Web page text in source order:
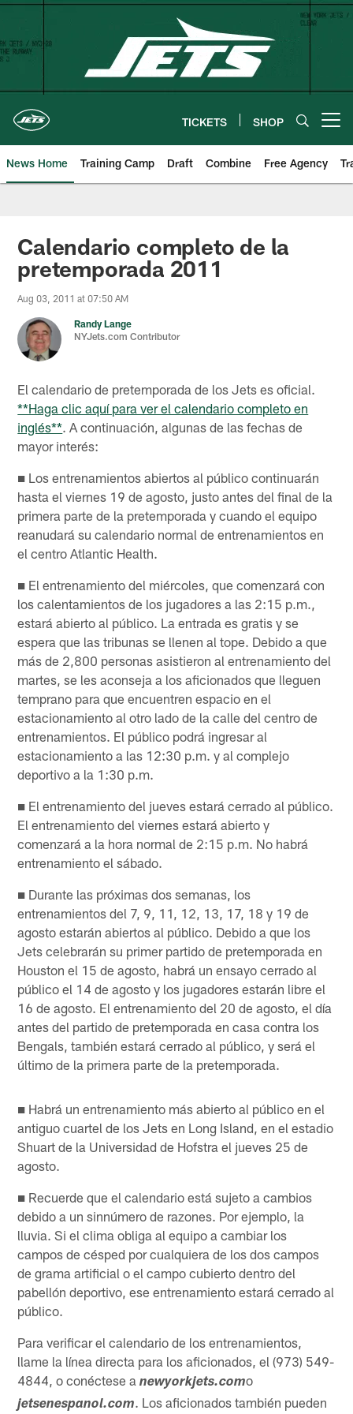
Skip
content
TICKETS SHOP
News Home Training Camp Draft Combine Free Agency
Calendario completo de la
pretemporada 2011
Aug 03, 2011 at 07:50 AM
Randy Lange
NYJets.com Contributor
El calendario de pretemporada de los Jets es oficial.
**Haga clic aquí para ver el calendario completo en
inglés**. A continuación, algunas de las fechas de
mayor interés:
■ Los entrenamientos abiertos al público continuarán
hasta el viernes 19 de agosto, justo antes del final de la
primera parte de la pretemporada y cuando el equipo
reanudará su calendario normal de entrenamientos en
el centro Atlantic Health.
■ El entrenamiento del miércoles, que comenzará con
los calentamientos de los jugadores a las 2:15 p.m.,
estará abierto al público. La entrada es gratis y se
espera que las tribunas se llenen al tope. Debido a que
más de 2,800 personas asistieron al entrenamiento del
martes, se les aconseja a los aficionados que lleguen
temprano para que encuentren espacio en el
estacionamiento al otro lado de la calle del centro de
entrenamientos. El público podrá ingresar al
estacionamiento a las 12:30 p.m. y al complejo
deportivo a la 1:30 p.m.
■ El entrenamiento del jueves estará cerrado al público.
El entrenamiento del viernes estará abierto y
comenzará a la hora normal de 2:15 p.m. No habrá
entrenamiento el sábado.
■ Durante las próximas dos semanas, los
entrenamientos del 7, 9, 11, 12, 13, 17, 18 y 19 de
agosto estarán abiertos al público. Debido a que los
Jets celebrarán su primer partido de pretemporada en
Houston el 15 de agosto, habrá un ensayo cerrado al
público el 14 de agosto y los jugadores estarán libre el
16 de agosto. El entrenamiento del 20 de agosto, el día
antes del partido de pretemporada en casa contra los
Bengals, también estará cerrado al público, y será el
último de la primera parte de la pretemporada.
■ Habrá un entrenamiento más abierto al público en el
antiguo cuartel de los Jets en Long Island, en el estadio
Shuart de la Universidad de Hofstra el jueves 25 de
agosto.
■ Recuerde que el calendario está sujeto a cambios
debido a un sinnúmero de razones. Por ejemplo, la
lluvia. Si el clima obliga al equipo a cambiar los
campos de césped por cualquiera de los dos campos
de grama artificial o el campo cubierto dentro del
pabellón deportivo, ese entrenamiento estará cerrado al
público.
Para verificar el calendario de los entrenamientos,
llame la línea directa para los aficionados, el (973) 549-
4844, o conéctese anewyorkjets.como
jetsenespanol.com. Los aficionados también pueden